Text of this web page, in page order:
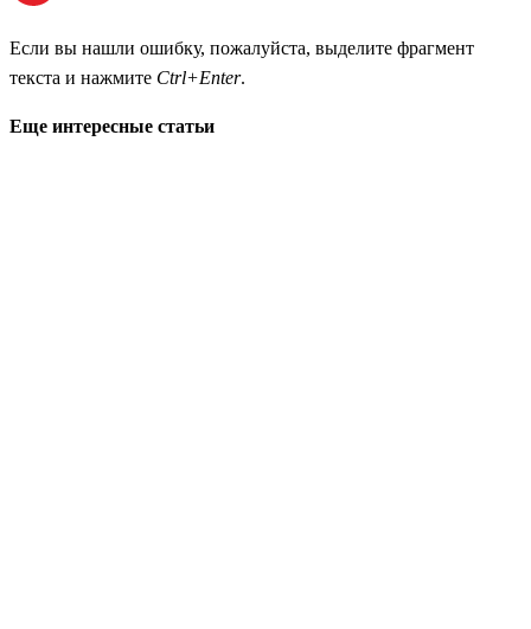
Если вы нашли ошибку, пожалуйста, выделите фрагмент
текста и нажмите Ctrl+Enter.
Еще интересные статьи